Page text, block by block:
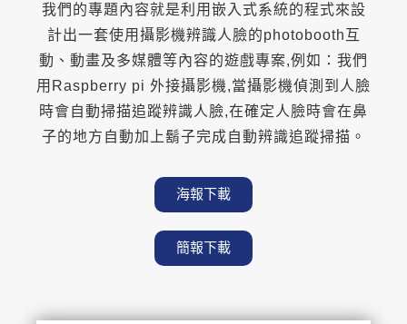
我們的專題內容就是利用嵌入式系統的程式來設
計出一套使用攝影機辨識人臉的photobooth互
動、動畫及多媒體等內容的遊戲專案,例如：我們
用Raspberry pi 外接攝影機,當攝影機偵測到人臉
時會自動掃描追蹤辨識人臉,在確定人臉時會在鼻
子的地方自動加上鬍子完成自動辨識追蹤掃描。
海報下載
簡報下載